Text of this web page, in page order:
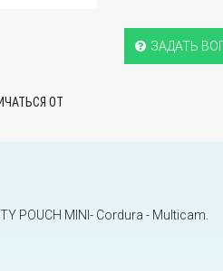
ОТ
ЗАДАТЬ
POUCH MINI- Cordura - Multicam.